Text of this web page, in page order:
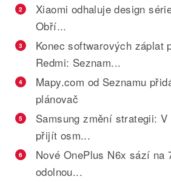
2
Xiaomi odhaluje design
Obří...
3
Konec softwarových záplat
Redmi: Seznam...
4
Mapy.com od Seznamu
plánovač
5
Samsung změní strategii: V
přijít osm...
6
Nové OnePlus N6x sází na
odolnou...